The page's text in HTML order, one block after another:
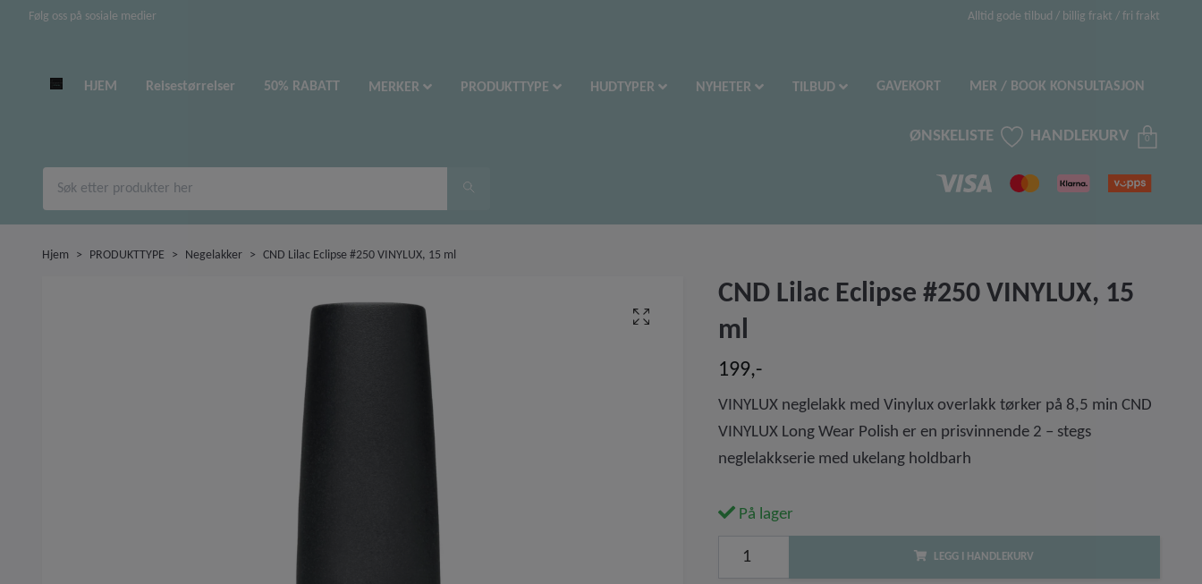
Følg oss på sosiale medier Alltid gode tilbud / billig frakt / fri frakt
HJEM Reisestørrelser 50% RABATT MERKER PRODUKTTYPE HUDTYPER NYHETER TILBUD GAVEKORT MER / BOOK KONSULTASJON
ØNSKELISTE HANDLEKURV 0
Hjem PRODUKTTYPE Negelakker CND Lilac Eclipse #250 VINYLUX, 15 ml
CND Lilac Eclipse #250 VINYLUX, 15
ml
199,-
VINYLUX neglelakk med Vinylux overlakk tørker på 8,5 min CND
VINYLUX Long Wear Polish er en prisvinnende 2 – stegs
neglelakkserie med ukelang holdbarh
På lager
LEGG I HANDLEKURV